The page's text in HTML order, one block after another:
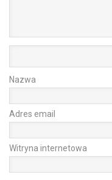
Nazwa
Adres email
Witryna internetowa